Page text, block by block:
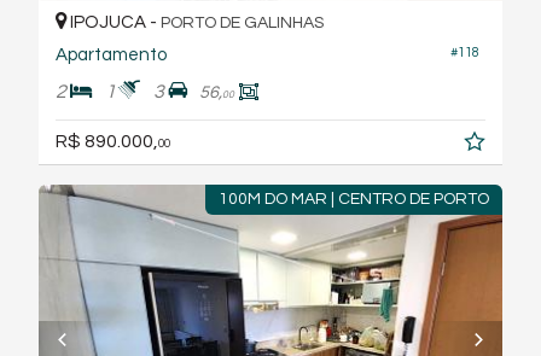
#118
IPOJUCA - PORTO DE GALINHAS
Apartamento
2 1 3 56,00
R$ 890.000, 00
100M DO MAR | CENTRO DE PORTO